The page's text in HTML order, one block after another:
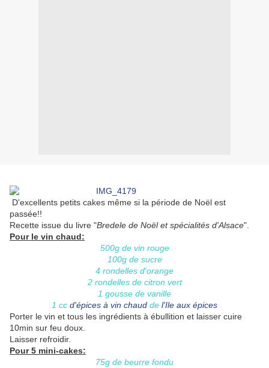
D'excellents petits cakes même si la période de Noël est
passée!!
Recette issue du livre "Bredele de Noël et spécialités d'Alsace".
Pour le vin chaud:
500g de vin rouge
100g de sucre
4 rondelles d'orange
2 rondelles de citron vert
1 gousse de vanille
1 cc d'épices à vin chaud de l'Ile aux épices
Porter le vin et tous les ingrédients à ébullition et laisser cuire
10min sur feu doux.
Laisser refroidir.
Pour 5 mini-cakes:
75g de beurre fondu